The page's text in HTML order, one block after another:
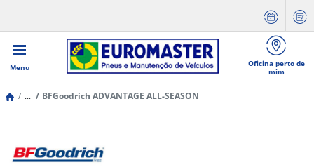
Menu
Oficina perto de
mim
... BFGoodrich ADVANTAGE ALL-SEASON